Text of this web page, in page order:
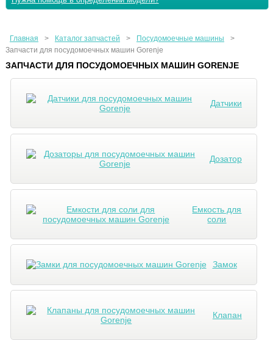
Главная > Каталог запчастей > Посудомоечные машины
>
Запчасти для посудомоечных машин Gorenje
ЗАПЧАСТИ ДЛЯ ПОСУДОМОЕЧНЫХ МАШИН GORENJE
Датчики
Дозатор
Емкость для
соли
Замок
Клапан